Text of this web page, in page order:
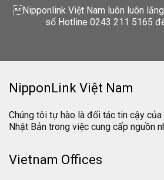
Nipponlink Việt Nam luôn luôn
số Hotline 0243 211 5165
NipponLink Việt Nam
Chúng tôi tự hào là đối tác tin cậy
Nhật Bản trong việc cung cấp nguồn
Vietnam Offices